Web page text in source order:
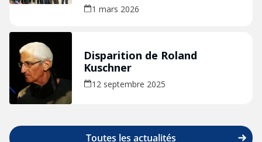
1 mars 2026
Disparition de Roland
Kuschner
12 septembre 2025
Toutes les actualités